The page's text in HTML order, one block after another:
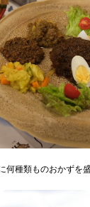
何種類ものおかずを